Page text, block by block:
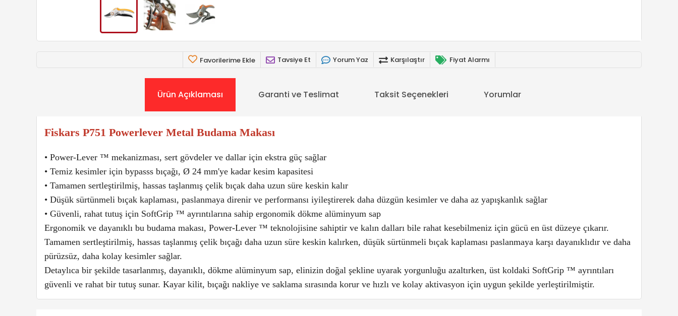
Favorilerime Ekle Tavsiye Et Yorum Yaz Karşılaştır Fiyat Alarmı
Ürün Açıklaması Garanti ve Teslimat Taksit Seçenekleri Yorumlar
Fiskars P751 Powerlever Metal Budama Makası
• Power-Lever ™ mekanizması, sert gövdeler ve dallar için ekstra güç sağlar
• Temiz kesimler için bypasss bıçağı, Ø 24 mm'ye kadar kesim kapasitesi
• Tamamen sertleştirilmiş, hassas taşlanmış çelik bıçak daha uzun süre keskin kalır
• Düşük sürtünmeli bıçak kaplaması, paslanmaya direnir ve performansı iyileştirerek daha düzgün kesimler ve daha az yapışkanlık sağlar
• Güvenli, rahat tutuş için SoftGrip ™ ayrıntılarına sahip ergonomik dökme alüminyum sap
Ergonomik ve dayanıklı bu budama makası, Power-Lever ™ teknolojisine sahiptir ve kalın dalları bile rahat kesebilmeniz için gücü en üst düzeye çıkarır.
Tamamen sertleştirilmiş, hassas taşlanmış çelik bıçağı daha uzun süre keskin kalırken, düşük sürtünmeli bıçak kaplaması paslanmaya karşı dayanıklıdır ve daha
pürüzsüz, daha kolay kesimler sağlar.
Detaylıca bir şekilde tasarlanmış, dayanıklı, dökme alüminyum sap, elinizin doğal şekline uyarak yorgunluğu azaltırken, üst koldaki SoftGrip ™ ayrıntıları
güvenli ve rahat bir tutuş sunar. Kayar kilit, bıçağı nakliye ve saklama sırasında korur ve hızlı ve kolay aktivasyon için uygun şekilde yerleştirilmiştir.